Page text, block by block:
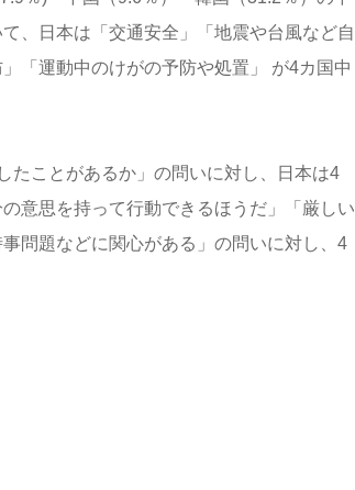
、日本は「交通安全」「地震や台風など自
「運動中のけがの予防や処置」 が4カ国中
たことがあるか」の問いに対し、日本は4
意思を持って行動できるほうだ」「厳しい
問題などに関心がある」の問いに対し、4